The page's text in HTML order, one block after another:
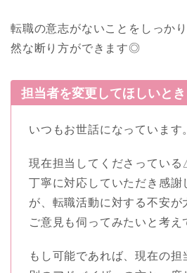
転職の意志がないことをしっか
然な断り方ができます◎
担当者を変更してほしいとき
いつもお世話になっています
現在担当してくださってい
丁寧に対応していただき感謝
が、転職活動に対する不安が
ご意見も伺ってみたいと考え
もし可能であれば、現在の